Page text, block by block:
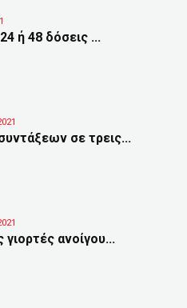
ή 48 δόσεις ...
σε τρεις...
γιορτές ανοίγου...